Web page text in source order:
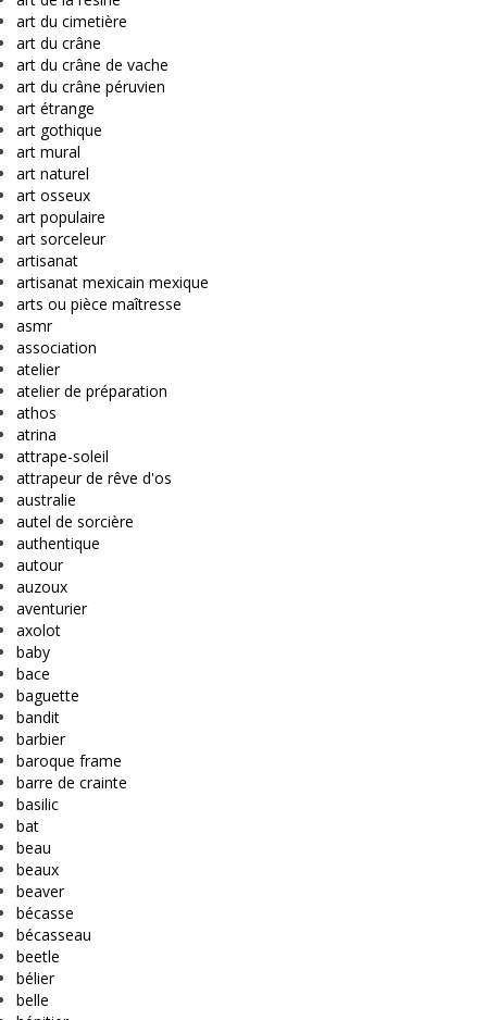
art du cimetière
art du crâne
art du crâne de vache
art du crâne péruvien
art étrange
art gothique
art mural
art naturel
art osseux
art populaire
art sorceleur
artisanat
artisanat mexicain mexique
arts ou pièce maîtresse
asmr
association
atelier
atelier de préparation
athos
atrina
attrape-soleil
attrapeur de rêve d'os
australie
autel de sorcière
authentique
autour
auzoux
aventurier
axolot
baby
bace
baguette
bandit
barbier
baroque frame
barre de crainte
basilic
bat
beau
beaux
beaver
bécasse
bécasseau
beetle
bélier
belle